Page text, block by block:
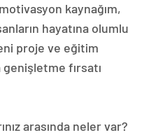
kaynağım,
hayatına olumlu
proje ve eğitim
fırsatı
arasında neler var?